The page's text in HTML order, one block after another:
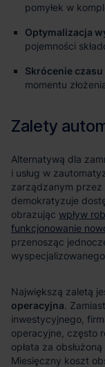
pomyłek w
Optymalizacja
pojemności
Skrócenie
momentu
Alternatywą dla
i usług w
zarządzanym
demokratyzuje
obrazując wpływ
funkcjonowanie
przenosząc
Największą zaletą
operacyjna.
inwestycyjnego,
operacyjne, często
opłata za
Miesięczny koszt